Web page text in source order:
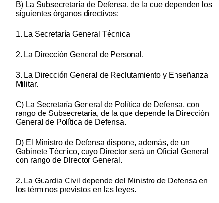
B) La Subsecretaría de Defensa, de la que dependen los
siguientes órganos directivos:
1. La Secretaría General Técnica.
2. La Dirección General de Personal.
3. La Dirección General de Reclutamiento y Enseñanza
Militar.
C) La Secretaría General de Política de Defensa, con
rango de Subsecretaría, de la que depende la Dirección
General de Política de Defensa.
D) El Ministro de Defensa dispone, además, de un
Gabinete Técnico, cuyo Director será un Oficial General
con rango de Director General.
2. La Guardia Civil depende del Ministro de Defensa en
los términos previstos en las leyes.